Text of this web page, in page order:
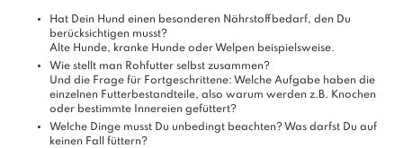
Hat Dein Hund einen besonderen Nährstoffbedarf, den Du
berücksichtigen musst?
Alte Hunde, kranke Hunde oder Welpen beispielsweise.
Wie stellt man Rohfutter selbst zusammen?
Und die Frage für Fortgeschrittene: Welche Aufgabe haben die
einzelnen Futterbestandteile, also warum werden z.B. Knochen
oder bestimmte Innereien gefüttert?
Welche Dinge musst Du unbedingt beachten? Was darfst Du auf
keinen Fall füttern?